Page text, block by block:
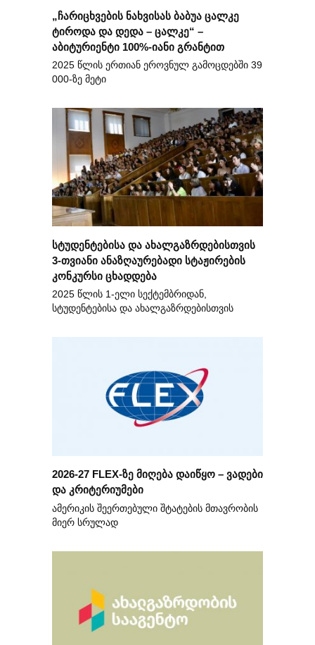
„ჩარიცხვების ნახვისას ბაბუა ცალკე
ტიროდა და დედა – ცალკე“ –
აბიტურიენტი 100%-იანი გრანტით
2025 წლის ერთიან ეროვნულ გამოცდებში 39
000-ზე მეტი
სტუდენტებისა და ახალგაზრდებისთვის
3-თვიანი ანაზღაურებადი სტაჟირების
კონკურსი ცხადდება
2025 წლის 1-ელი სექტემბრიდან,
სტუდენტებისა და ახალგაზრდებისთვის
2026-27 FLEX-ზე მიღება დაიწყო – ვადები
და კრიტერიუმები
ამერიკის შეერთებული შტატების მთავრობის
მიერ სრულად